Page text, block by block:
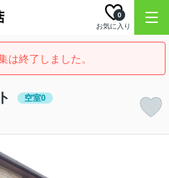
お気に入り
0
は終了しました。
空室0